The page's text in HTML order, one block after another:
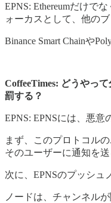
EPNS: Ethereumだけで
ォーカスとして、他の
Binance Smart Chainや
CoffeeTimes: どうやっ
罰する？
EPNS: EPNSには、悪
まず、このプロトコル
そのユーザーに通知を
次に、EPNSのプッシュ
ノードは、チャンネル